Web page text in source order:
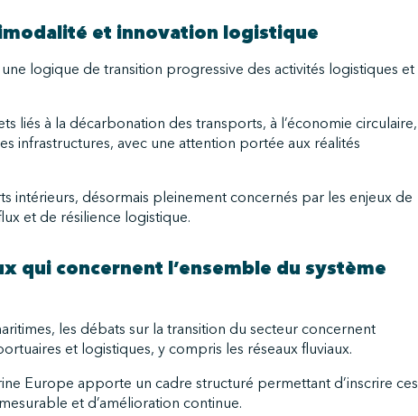
et innovation logistique
logique de transition progressive des activités logistiques et
liés à la décarbonation des transports, à l’économie circulaire,
infrastructures, avec une attention portée aux réalités
intérieurs, désormais pleinement concernés par les enjeux de
et de résilience logistique.
qui concernent l’ensemble du système
les débats sur la transition du secteur concernent
et logistiques, y compris les réseaux fluviaux.
Europe apporte un cadre structuré permettant d’inscrire ces
et d’amélioration continue.